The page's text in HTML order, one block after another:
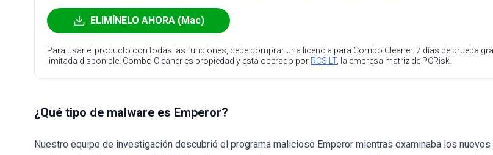
ELIMÍNELO AHORA (Mac)
Para usar el producto con todas las funciones, debe comprar una licencia para Combo Cleaner. 7 días de prueba
limitada disponible. Combo Cleaner es propiedad y está operado por RCS LT, la empresa matriz de PCRisk.
¿Qué tipo de malware es Emperor?
Nuestro equipo de investigación descubrió el programa malicioso Emperor mientras examinaba los nuevos